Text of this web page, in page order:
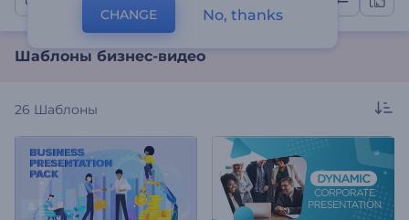
Шаблоны бизнес-видео
26 Шаблоны
CHANGE No, thanks